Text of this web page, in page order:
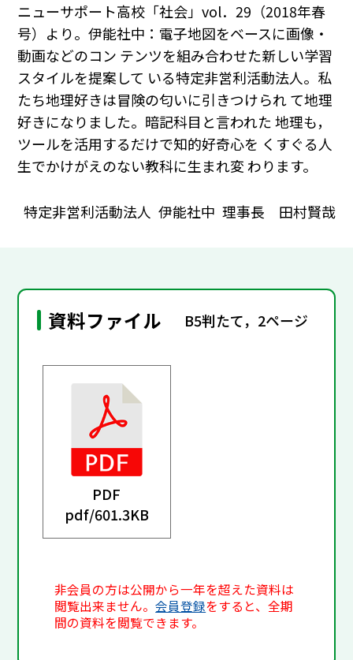
ニューサポート高校「社会」vol．29（2018年春
号）より。伊能社中：電子地図をベースに画像・
動画などのコン テンツを組み合わせた新しい学習
スタイルを提案して いる特定非営利活動法人。私
たち地理好きは冒険の匂いに引きつけられ て地理
好きになりました。暗記科目と言われた 地理も，
ツールを活用するだけで知的好奇心を くすぐる人
生でかけがえのない教科に生まれ変 わります。
特定非営利活動法人 伊能社中 理事長 田村賢哉
資料ファイル B5判たて，2ページ
PDF
pdf/601.3KB
非会員の方は公開から一年を超えた資料は
閲覧出来ません。会員登録をすると、全期
間の資料を閲覧できます。